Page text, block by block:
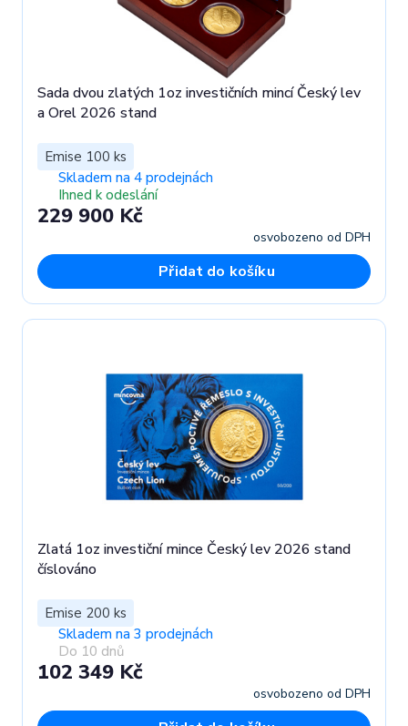
Sada dvou zlatých 1oz investičních mincí Český lev
a Orel 2026 stand
Emise 100 ks
Skladem na 4 prodejnách
Ihned k odeslání
229 900 Kč
osvobozeno od DPH
Přidat do košíku
Zlatá 1oz investiční mince Český lev 2026 stand
číslováno
Emise 200 ks
Skladem na 3 prodejnách
Do 10 dnů
102 349 Kč
osvobozeno od DPH